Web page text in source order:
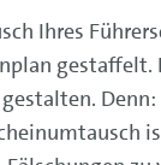
Ihres